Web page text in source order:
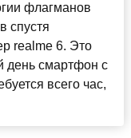
флагманов
спустя
realme 6. Это
день смартфон с
всего час,